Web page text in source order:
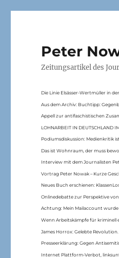
Peter
Zeitungsartikel des
Die Linie Elsässer-Wertmüller in
Aus dem Archiv: Buchtipp:
Appell zur antifaschistischen
LOHNARBEIT IN DEUTSCHLAND
Podiumsdiskussion: Medienkritik
Das ist Wohnraum, der muss
Interview mit dem Journalisten
Vortrag Peter Nowak – Kurze
Neues Buch erschienen:
Onlinedebatte zur Perspektive
Achtung: Mein Mailaccount
Wenn Arbeitskämpfe für kriminell
James Horrox: Gelebte
Presseerklärung: Gegen
Internet Plattform-Verbot,